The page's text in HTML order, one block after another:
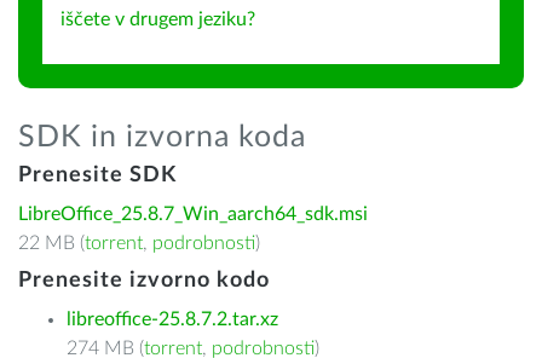
iščete v drugem jeziku?
SDK in izvorna koda
Prenesite SDK
LibreOffice_25.8.7_Win_aarch64_sdk.msi
22 MB (torrent, podrobnosti)
Prenesite izvorno kodo
libreoffice-25.8.7.2.tar.xz
274 MB (torrent, podrobnosti)